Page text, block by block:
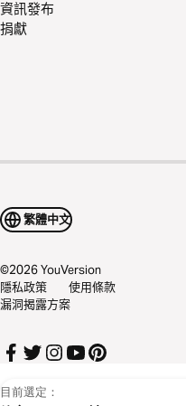
目前選定：
資訊發布
捐獻
繁體中文
©2026YouVersion
隱私政策
使用條款
漏洞揭露方案